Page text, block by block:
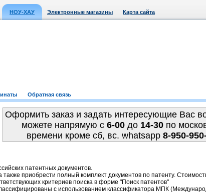
НОУ-ХАУ Электронные магазины Карта сайта
Обратная связь
Оформить заказ и задать интересующие Вас
можете напрямую c 6-00до 14-30по
времени кроме сб, вс. whatsapp 8-950-
патентных документов.
приобрести полный комплект документов по патенту.
критериев поиска в форме "Поиск патентов"
с использованием классификатора МПК